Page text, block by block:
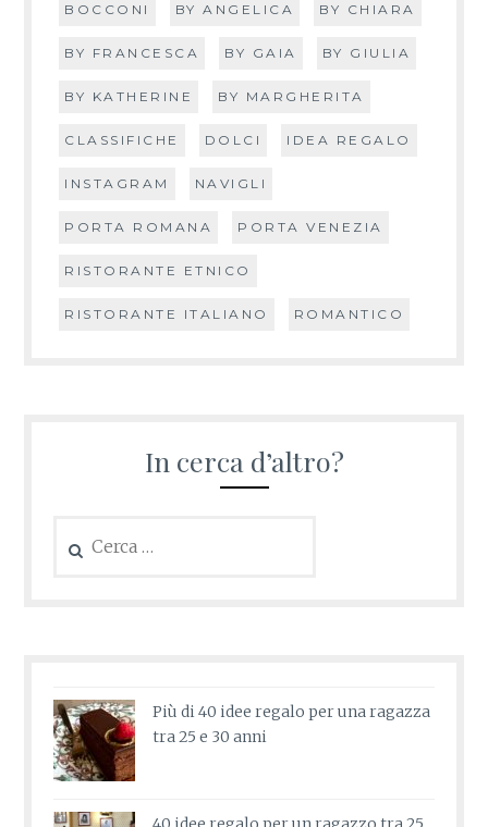
BOCCONI BY ANGELICA BY CHIARA
BY FRANCESCA BY GAIA BY GIULIA
BY KATHERINE BY MARGHERITA
CLASSIFICHE DOLCI IDEA REGALO
INSTAGRAM NAVIGLI
PORTA ROMANA PORTA VENEZIA
RISTORANTE ETNICO
RISTORANTE ITALIANO ROMANTICO
In cerca d’altro?
per:
Più di 40 idee regalo per una ragazza
tra 25 e 30 anni